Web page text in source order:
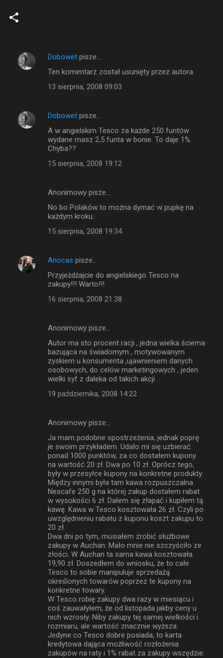
K
n
Dobowet pisze…
Ten komentarz został usunięty przez autora.
13 sierpnia, 2008 09:03
Dobowet pisze…
A w angielskim Tesco za każde 250 funtów
wydane masz 2,5 funta w bonie. To daje 1%.
Chyba??
15 sierpnia, 2008 19:12
Anonimowy pisze…
No bo Polaków to można dymać w pupkę na
każdym kroku.
15 sierpnia, 2008 19:34
Anocas pisze…
Przyjeżdżajcie do angielskiego Tesco na
zakupy!!! Warto!!!
16 sierpnia, 2008 21:38
Anonimowy pisze…
Autor ma sto procent racji , jedna wielka ściema
bazująca na świadomym , motywowanym
zyskiem u konsumenta ,ujawnieniem danych
osobowych, do celów marketingowych , jeden
wielki syf z daleka od takich akcji .
19 października, 2008 14:22
Anonimowy pisze…
Ja mam podobne spostrzeżenia, jednak poprę
je swoim przykładem. Udało mi się uzbierać
ponad 1000 punktów, za co dostałem kupony
na wartość 20 zł. Dwa po 10 zł. Oprócz tego,
były w przesyłce kupony na konkretne produkty.
Między innymi była tam kawa rozpuszczalna
Nescafe 250 g na której zakup dostałem rabat
w wysokości 6 zł. Dałem się złapać i kupiłem tą
kawę. Kawa w Tesco kosztowała 26 zł. Czyli po
uwzględnieniu rabatu z kuponu koszt zakupu to
20 zł.
Dwa dni po tym, musiałem zrobić służbowe
zakupy w Auchan. Mało mnie nie szczyściło ze
złości. W Auchan ta sama kawa kosztowała
19,90 zł. Doszedłem do wniosku, że to całe
Tesco to sobie manipuluje sprzedażą
określonych towarów poprzez te kupony na
konkretne towary.
W Tesco robię zakupy dwa razy w miesiącu i
coś zauwałyłem, że od listopada jakby ceny u
nich wzrosły. Niby zakupy tej samej wielkości i
rozmiaru, ale wartość znacznie wyższa.
Jedyne co Tesco dobre posiada, to karta
kredytowa dająca możliwość rozłożenia
zakupów na raty i 1% rabat za zakupy wszędzie.